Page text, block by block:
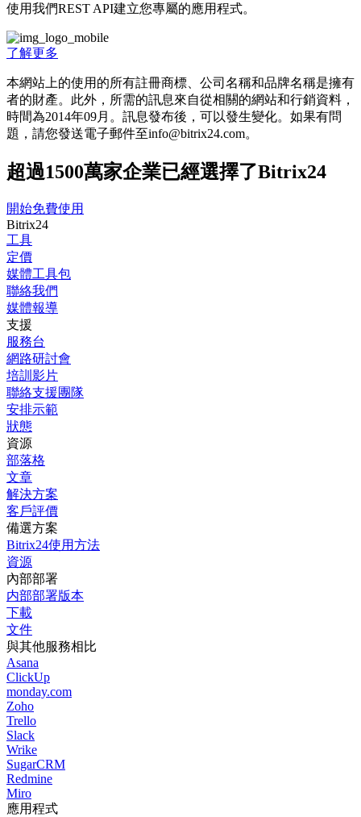
使用我們REST API建立您專屬的應用程式。
了解更多
本網站上的使用的所有註冊商標、公司名稱和品牌名稱是擁有
者的財產。此外，所需的訊息來自從相關的網站和行銷資料，
時間為201­4年09月。訊息發布後，可以發生變化。如果有問
題，請您發送電子郵件至info@bitrix24.com。
超過1500萬家企業已經選擇了Bitrix24
開始免費使用
Bitrix24
工具
定價
媒體工具包
聯絡我們
媒體報導
支援
服務台
網路研討會
培訓影片
聯絡支援團隊
安排示範
狀態
資源
部落格
文章
解決方案
客戶評價
備選方案
Bitrix24使用方法
資源
內部部署
内部部署版本
下載
文件
與其他服務相比
Asana
ClickUp
monday.com
Zoho
Trello
Slack
Wrike
SugarCRM
Redmine
Miro
應用程式